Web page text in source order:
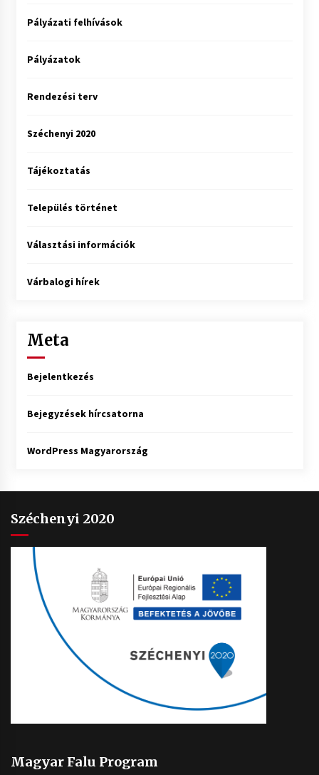
Pályázati felhívások
Pályázatok
Rendezési terv
Széchenyi 2020
Tájékoztatás
Település történet
Választási információk
Várbalogi hírek
Meta
Bejelentkezés
Bejegyzések hírcsatorna
WordPress Magyarország
Széchenyi 2020
Magyar Falu Program